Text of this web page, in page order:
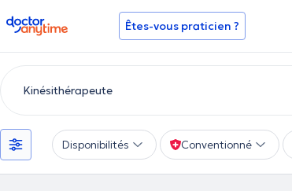
doctoranytime Êtes-vous praticien ?
Disponibilités Conventionné